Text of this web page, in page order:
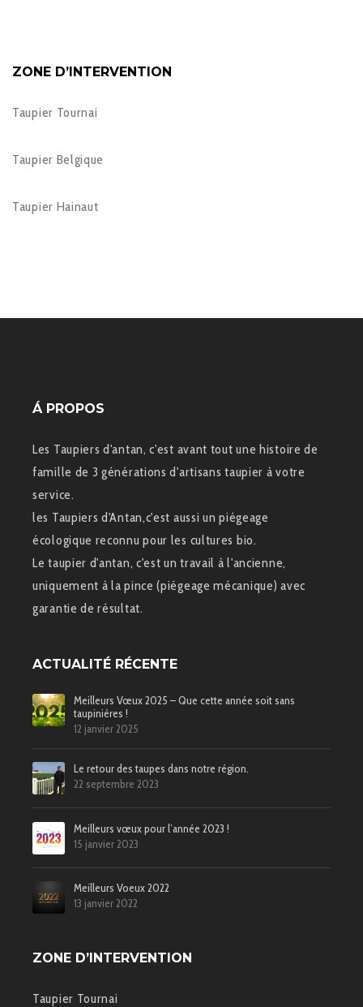
ZONE D’INTERVENTION
Taupier Tournai
Taupier Belgique
Taupier Hainaut
Á PROPOS
Les Taupiers d'antan, c'est avant tout une histoire de
famille de 3 générations d'artisans taupier à votre
service.
les Taupiers d'Antan,c'est aussi un piégeage
écologique reconnu pour les cultures bio.
Le taupier d'antan, c'est un travail à l'ancienne,
uniquement à la pince (piégeage mécanique) avec
garantie de résultat.
ACTUALITÉ RÉCENTE
Meilleurs Vœux 2025 – Que cette année soit sans
taupinières !
12 janvier 2025
Le retour des taupes dans notre région.
22 septembre 2023
Meilleurs vœux pour l’année 2023 !
15 janvier 2023
Meilleurs Voeux 2022
13 janvier 2022
ZONE D’INTERVENTION
Taupier Tournai